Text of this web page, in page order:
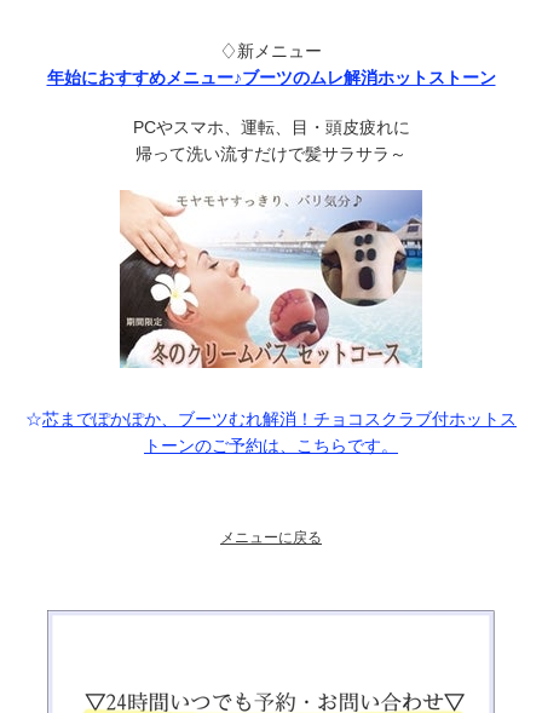
♢新メニュー
年始におすすめメニュー♪ブーツのムレ解消ホットストーン
PCやスマホ、運転、目・頭皮疲れに
帰って洗い流すだけで髪サラサラ～
☆芯までぽかぽか、ブーツむれ解消！チョコスクラブ付ホットス
トーンのご予約は、こちらです。
メニューに戻る